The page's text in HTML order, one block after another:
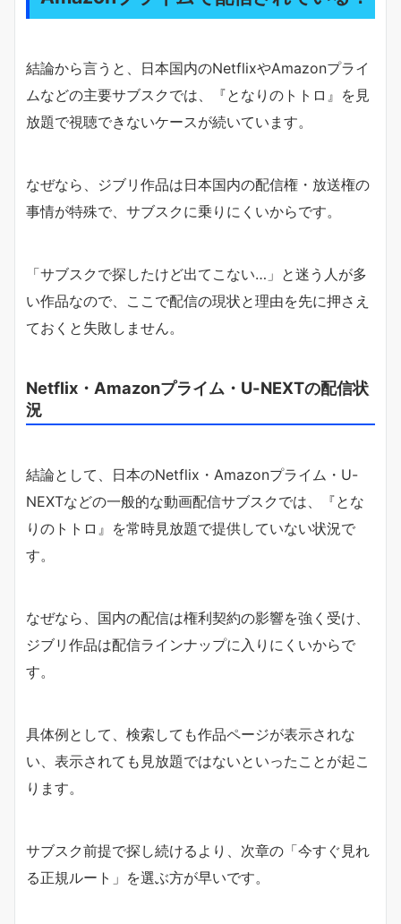
結論から言うと、日本国内のNetflixやAmazonプライ
ムなどの主要サブスクでは、『となりのトトロ』を見
放題で視聴できないケースが続いています。
なぜなら、ジブリ作品は日本国内の配信権・放送権の
事情が特殊で、サブスクに乗りにくいからです。
「サブスクで探したけど出てこない…」と迷う人が多
い作品なので、ここで配信の現状と理由を先に押さえ
ておくと失敗しません。
Netflix・Amazonプライム・U-NEXTの配信状
況
結論として、日本のNetflix・Amazonプライム・U-
NEXTなどの一般的な動画配信サブスクでは、『とな
りのトトロ』を常時見放題で提供していない状況で
す。
なぜなら、国内の配信は権利契約の影響を強く受け、
ジブリ作品は配信ラインナップに入りにくいからで
す。
具体例として、検索しても作品ページが表示されな
い、表示されても見放題ではないといったことが起こ
ります。
サブスク前提で探し続けるより、次章の「今すぐ見れ
る正規ルート」を選ぶ方が早いです。